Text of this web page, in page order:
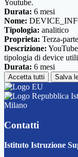
Youtube.
Durata: 6 mesi
Nome:
Tipologia: analitico
Proprieta: Terza-parte
Descrizione:
tipologia di device
Durata: 6 mesi
Accetta tutti Salva
Milano
Contatti
Istituto Istruzione